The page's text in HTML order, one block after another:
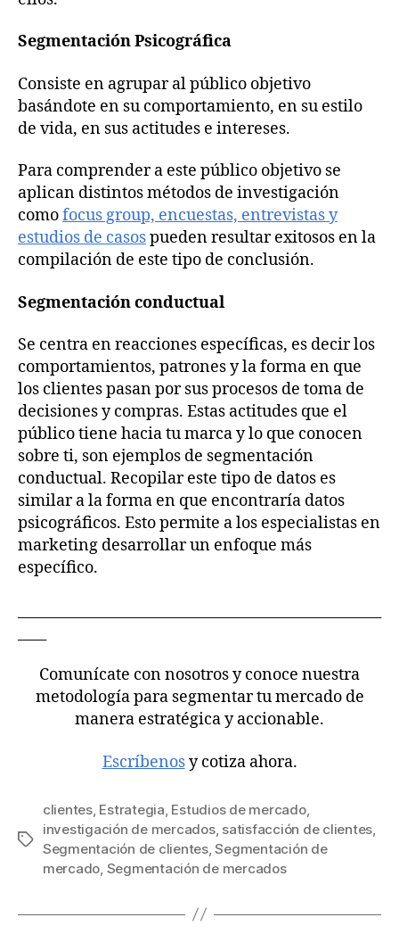
Segmentación Psicográfica
Consiste en agrupar al público objetivo
basándote en su comportamiento, en su estilo
de vida, en sus actitudes e intereses.
Para comprender a este público objetivo se
aplican distintos métodos de investigación
comofocus group, encuestas, entrevistas y
estudios de casospueden resultar exitosos en la
compilación de este tipo de conclusión.
Segmentación conductual
Se centra en reacciones específicas, es decir los
comportamientos, patrones y la forma en que
los clientes pasan por sus procesos de toma de
decisiones y compras. Estas actitudes que el
público tiene hacia tu marca y lo que conocen
sobre ti, son ejemplos de segmentación
conductual. Recopilar este tipo de datos es
similar a la forma en que encontraría datos
psicográficos. Esto permite a los especialistas en
marketing desarrollar un enfoque más
específico.
Comunícate con nosotros y conoce nuestra
metodología para segmentar tu mercado de
manera estratégica y accionable.
Escríbenosy cotiza ahora.
clientes, Estrategia Estudios de mercado,
investigación de mercados, satisfacción de clientes
Segmentación de clientes,Segmentación de
mercado Segmentación de mercados